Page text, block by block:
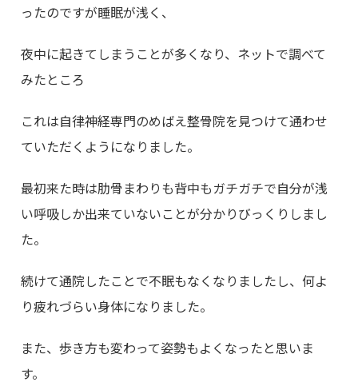
ったのですが睡眠が浅く、
夜中に起きてしまうことが多くなり、ネットで調べて
みたところ
これは自律神経専門のめばえ整骨院を見つけて通わせ
ていただくようになりました。
最初来た時は肋骨まわりも背中もガチガチで自分が浅
い呼吸しか出来ていないことが分かりびっくりしまし
た。
続けて通院したことで不眠もなくなりましたし、何よ
り疲れづらい身体になりました。
また、歩き方も変わって姿勢もよくなったと思いま
す。